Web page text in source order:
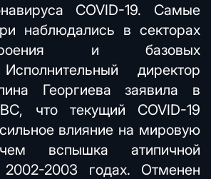
COVID-19. Самые
наблюдались в секторах
и базовых
директор
Георгиева заявила в
что текущий COVID-19
влияние на мировую
вспышка атипичной
2003 годах. Отменен